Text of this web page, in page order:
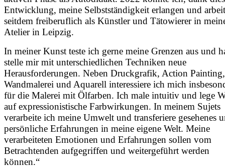
Entwicklung, meine Selbstständigkeit erlangen und
seitdem freiberuflich als Künstler und Tätowierer in
Atelier in Leipzig.
In meiner Kunst teste ich gerne meine Grenzen aus und
stelle mir mit unterschiedlichen Techniken neue
Herausforderungen. Neben Druckgrafik, Action Painting,
Wandmalerei und Aquarell interessiere ich mich
für die Malerei mit Ölfarben. Ich male intuitiv und lege
auf expressionistische Farbwirkungen. In meinem Sujets
verarbeite ich meine Umwelt und transferiere gesehenes
persönliche Erfahrungen in meine eigene Welt. Meine
verarbeiteten Emotionen und Erfahrungen sollen vom
Betrachtenden aufgegriffen und weitergeführt werden
können.“